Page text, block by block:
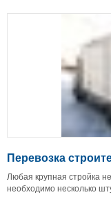
Перевозка
Любая крупная стройка
необходимо несколько